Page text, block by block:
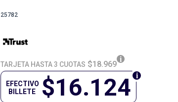
25782
TARJETA HASTA 3 CUOTAS $18.969
$16.124
EFECTIVO
BILLETE